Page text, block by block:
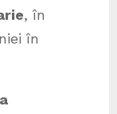
, în
în